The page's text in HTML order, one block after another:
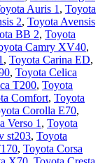
Auris 1 , Toyota
2, Toyota Avensis
BB 2, Toyota
Camry XV40,
, Toyota Carina ED,
, Toyota Celica
T200, Toyota
Comfort, Toyota
Corolla E70,
Verso 1 , Toyota
st203, Toyota
, Toyota Corsa